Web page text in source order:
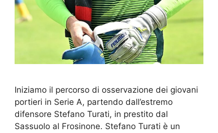
Iniziamo il percorso di osservazione dei giovani
portieri in Serie A, partendo dall’estremo
difensore Stefano Turati, in prestito dal
Sassuolo al Frosinone. Stefano Turati è un